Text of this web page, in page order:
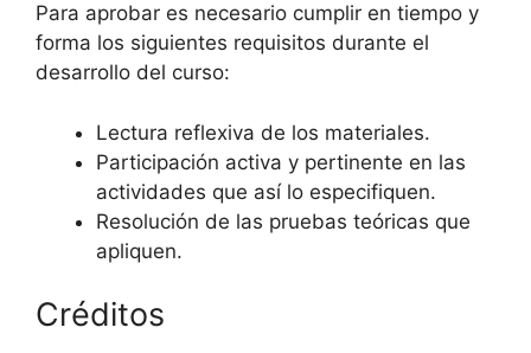
Para aprobar es necesario cumplir en tiempo y
forma los siguientes requisitos durante el
desarrollo del curso:
Lectura reflexiva de los materiales.
Participación activa y pertinente en las
actividades que así lo especifiquen.
Resolución de las pruebas teóricas que
apliquen.
Créditos